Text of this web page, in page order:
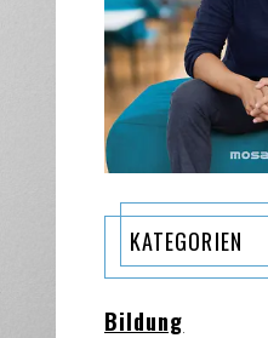
KATEGORIEN
Bildung